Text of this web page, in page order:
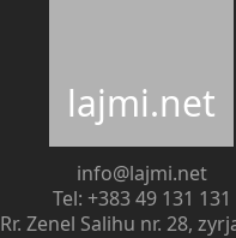
lajmi.net
info@lajmi.net
Tel: +383 49 131 131
Rr. Zenel Salihu nr. 28,